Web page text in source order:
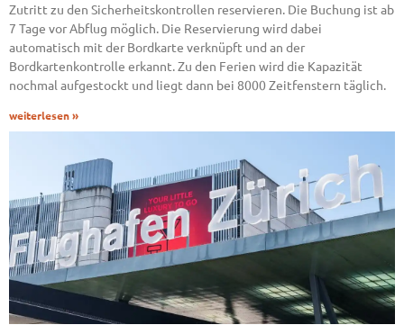
Zutritt zu den Sicherheitskontrollen reservieren. Die Buchung ist ab
7 Tage vor Abflug möglich. Die Reservierung wird dabei
automatisch mit der Bordkarte verknüpft und an der
Bordkartenkontrolle erkannt. Zu den Ferien wird die Kapazität
nochmal aufgestockt und liegt dann bei 8000 Zeitfenstern täglich.
weiterlesen »